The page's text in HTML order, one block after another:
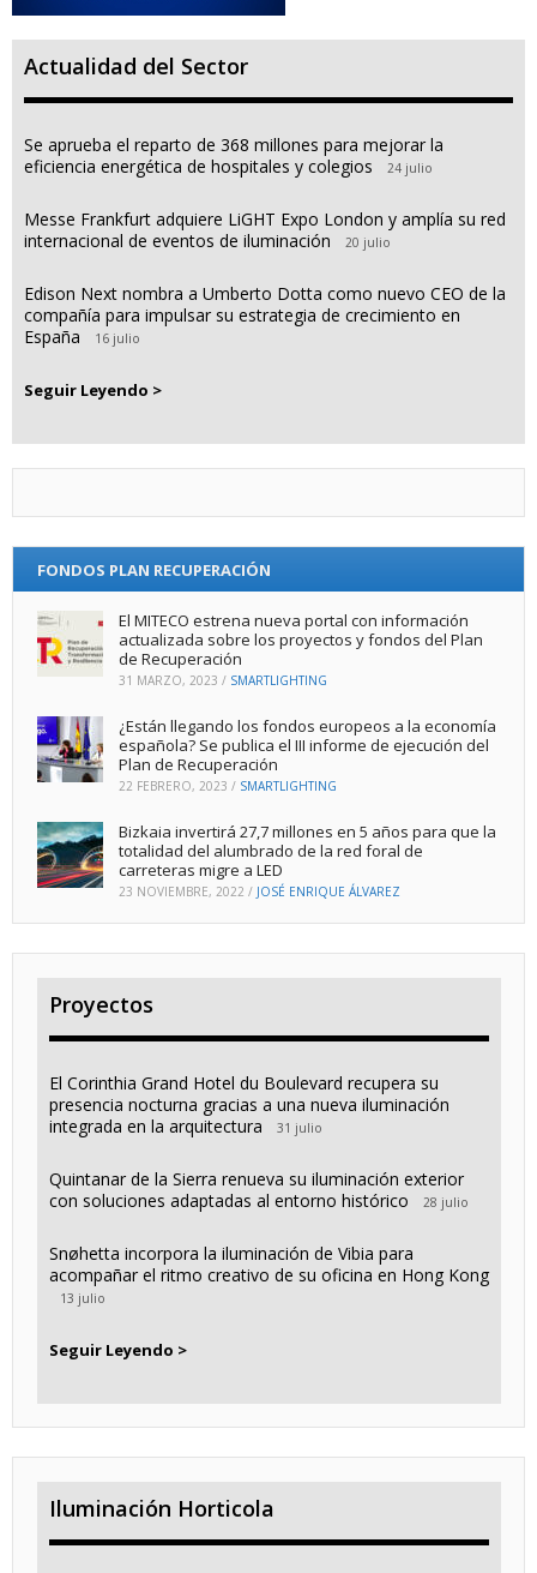
Actualidad del Sector
Se aprueba el reparto de 368 millones para mejorar la
eficiencia energética de hospitales y colegios
24 julio
Messe Frankfurt adquiere LiGHT Expo London y amplía su red
internacional de eventos de iluminación
20 julio
Edison Next nombra a Umberto Dotta como nuevo CEO de la
compañía para impulsar su estrategia de crecimiento en
España
16 julio
Seguir Leyendo >
FONDOS PLAN RECUPERACIÓN
El MITECO estrena nueva portal con información
actualizada sobre los proyectos y fondos del Plan
de Recuperación
31 MARZO, 2023 / SMARTLIGHTING
¿Están llegando los fondos europeos a la economía
española? Se publica el III informe de ejecución del
Plan de Recuperación
22 FEBRERO, 2023 / SMARTLIGHTING
Bizkaia invertirá 27,7 millones en 5 años para que la
totalidad del alumbrado de la red foral de
carreteras migre a LED
23 NOVIEMBRE, 2022 / JOSÉ ENRIQUE ÁLVAREZ
Proyectos
El Corinthia Grand Hotel du Boulevard recupera su
presencia nocturna gracias a una nueva iluminación
integrada en la arquitectura
31 julio
Quintanar de la Sierra renueva su iluminación exterior
con soluciones adaptadas al entorno histórico
28 julio
Snøhetta incorpora la iluminación de Vibia para
acompañar el ritmo creativo de su oficina en Hong Kong
13 julio
Seguir Leyendo >
Iluminación Horticola